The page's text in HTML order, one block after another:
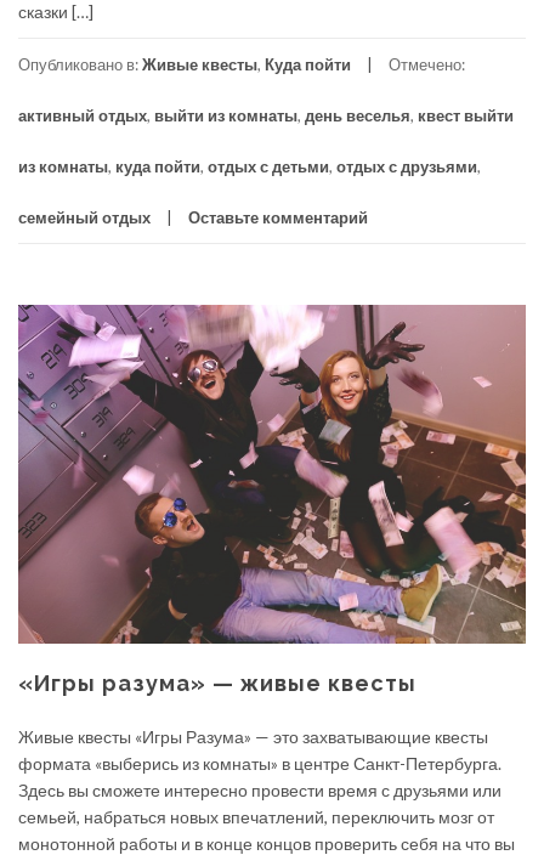
сказки […]
Опубликовано в:Живые квесты, Куда пойти Отмечено:
активный отдых, выйти из комнаты, день веселья, квест выйти
из комнаты, куда пойти, отдых с детьми, отдых с друзьями,
семейный отдых Оставьте комментарий
«Игры разума» — живые квесты
Живые квесты «Игры Разума» — это захватывающие квесты
формата «выберись из комнаты» в центре Санкт-Петербурга.
Здесь вы сможете интересно провести время с друзьями или
семьей, набраться новых впечатлений, переключить мозг от
монотонной работы и в конце концов проверить себя на что вы